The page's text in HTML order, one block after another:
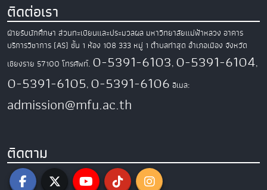
ติดต่อเรา
ฝ่ายรับนักศึกษา ส่วนทะเบียนและประมวลผล มหาวิทยาลัยแม่ฟ้าหลวง อาคาร
บริการวิชาการ (AS) ชั้น 1 ห้อง 108 333 หมู่ 1 ตำบลท่าสุด อำเภอเมือง จังหวัด
เชียงราย 57100 โทรศัพท์. 0-5391-6103, 0-5391-6104,
0-5391-6105, 0-5391-6106 อีเมล:
admission@mfu.ac.th
ติดตาม